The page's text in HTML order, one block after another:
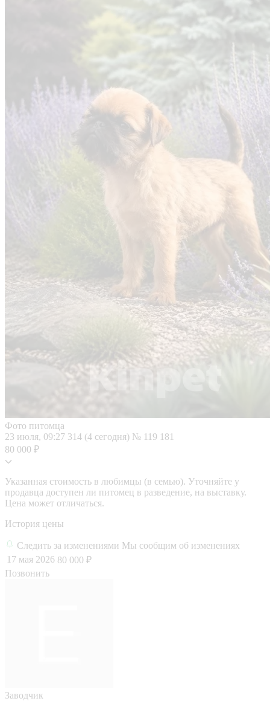
Фото питомца
23 июля, 09:27 314 (4 сегодня) № 119 181
80 000 ₽
Указанная стоимость в любимцы (в семью). Уточняйте у
продавца доступен ли питомец в разведение, на выставку.
Цена может отличаться.
История цены
Следить за изменениями Мы сообщим об изменениях
17 мая 2026 80 000 ₽
Позвонить
Заводчик